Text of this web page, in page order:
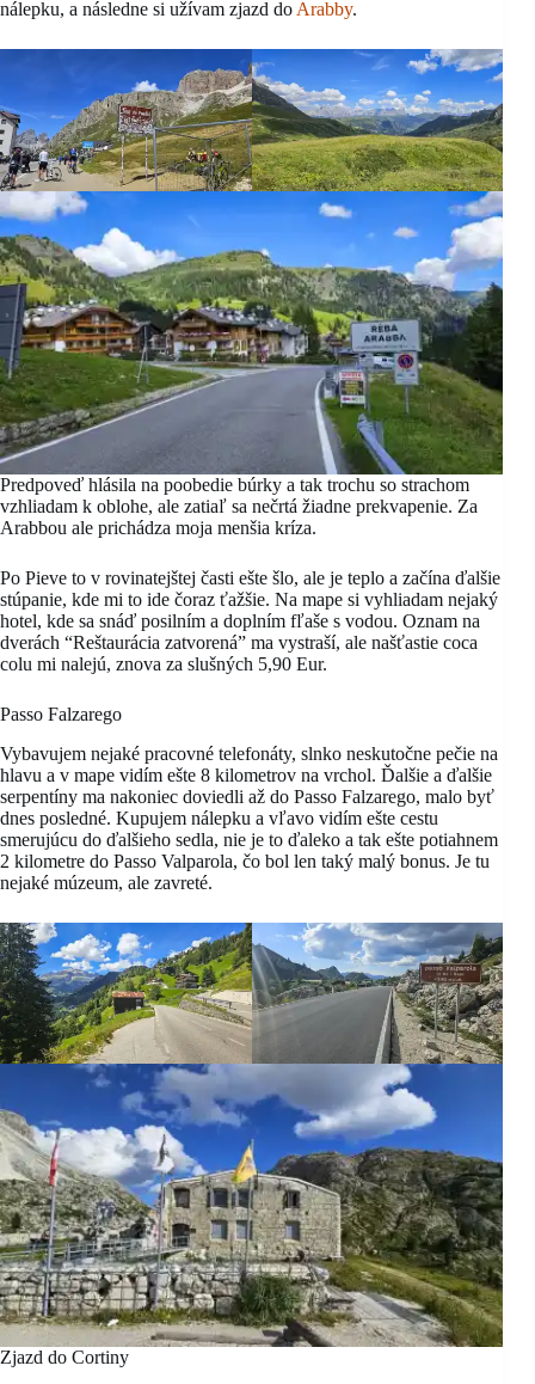
nálepku, a následne si užívam zjazd doArabby.
Predpoveď hlásila na poobedie búrky a tak trochu so strachom
vzhliadam k oblohe, ale zatiaľ sa nečrtá žiadne prekvapenie. Za
Arabbou ale prichádza moja menšia kríza.
Po Pieve to v rovinatejštej časti ešte šlo, ale je teplo a začína ďalšie
stúpanie, kde mi to ide čoraz ťažšie. Na mape si vyhliadam nejaký
hotel, kde sa snáď posilním a doplním fľaše s vodou. Oznam na
dverách “Reštaurácia zatvorená” ma vystraší, ale našťastie coca
colu mi nalejú, znova za slušných 5,90 Eur.
Passo Falzarego
Vybavujem nejaké pracovné telefonáty, slnko neskutočne pečie na
hlavu a v mape vidím ešte 8 kilometrov na vrchol. Ďalšie a ďalšie
serpentíny ma nakoniec doviedli až do Passo Falzarego, malo byť
dnes posledné. Kupujem nálepku a vľavo vidím ešte cestu
smerujúcu do ďalšieho sedla, nie je to ďaleko a tak ešte potiahnem
2 kilometre do Passo Valparola, čo bol len taký malý bonus. Je tu
nejaké múzeum, ale zavreté.
Zjazd do Cortiny